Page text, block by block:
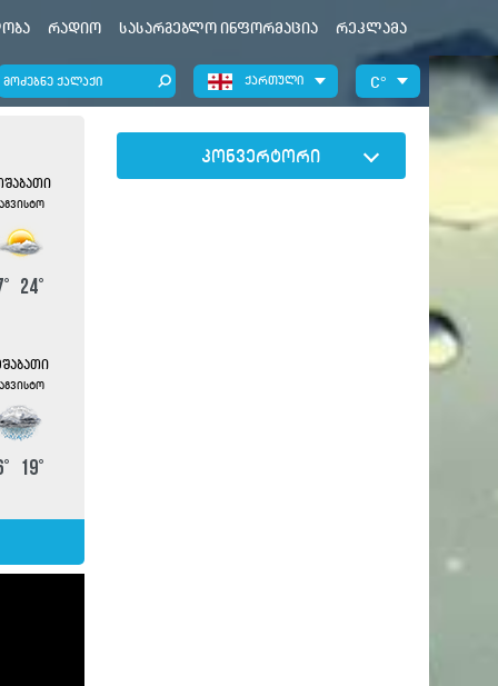
რადიო სასარგებლო ინფორმაცია რეკლამა
ქართული °
° 24°
° 19°
კონვერტორი